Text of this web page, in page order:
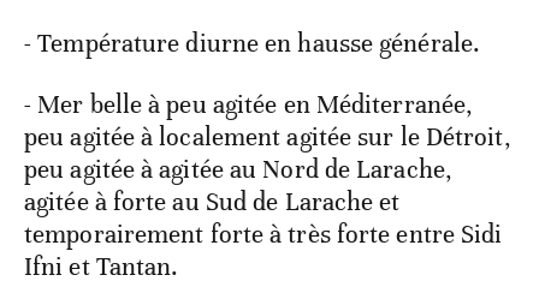
- Température diurne en hausse générale.
- Mer belle à peu agitée en Méditerranée,
peu agitée à localement agitée sur le Détroit,
peu agitée à agitée au Nord de Larache,
agitée à forte au Sud de Larache et
temporairement forte à très forte entre Sidi
Ifni et Tantan.